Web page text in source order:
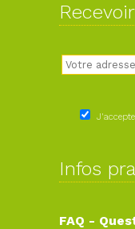
Infos
FAQ -